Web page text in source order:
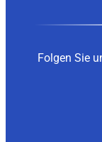
Folgen Sie